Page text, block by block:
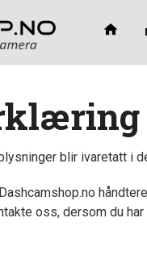
blir ivaretatt i
oss, dersom du